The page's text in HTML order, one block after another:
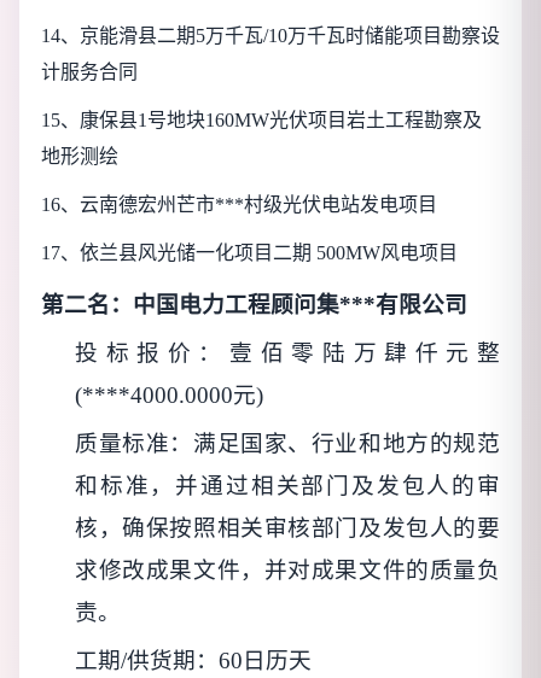
14、京能滑县二期5万千瓦/10万千瓦时储能项目勘察设
计服务合同
15、康保县1号地块160MW光伏项目岩土工程勘察及
地形测绘
16、云南德宏州芒市***村级光伏电站发电项目
17、依兰县风光储一化项目二期 500MW风电项目
第二名：中国电力工程顾问集***有限公司
投标报价：壹佰零陆万肆仟元整
(****4000.0000元)
质量标准：满足国家、行业和地方的规范
和标准，并通过相关部门及发包人的审
核，确保按照相关审核部门及发包人的要
求修改成果文件，并对成果文件的质量负
责。
工期/供货期：60日历天